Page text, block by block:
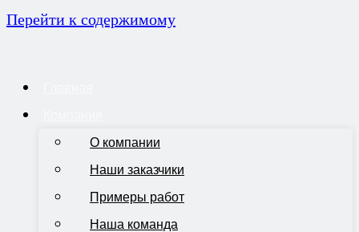
Перейти к содержимому
О компании
Наши заказчики
Примеры работ
Наша команда